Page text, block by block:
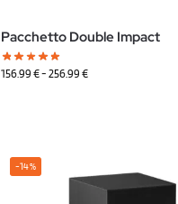
Pacchetto Double Impact
156.99€- 256.99€
-14%